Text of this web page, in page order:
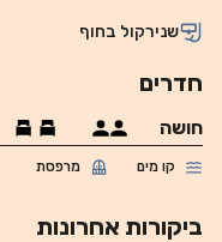
שנירקול בחוף
חדרים
חושה
קו מים מרפסת
ביקורות אחרונות